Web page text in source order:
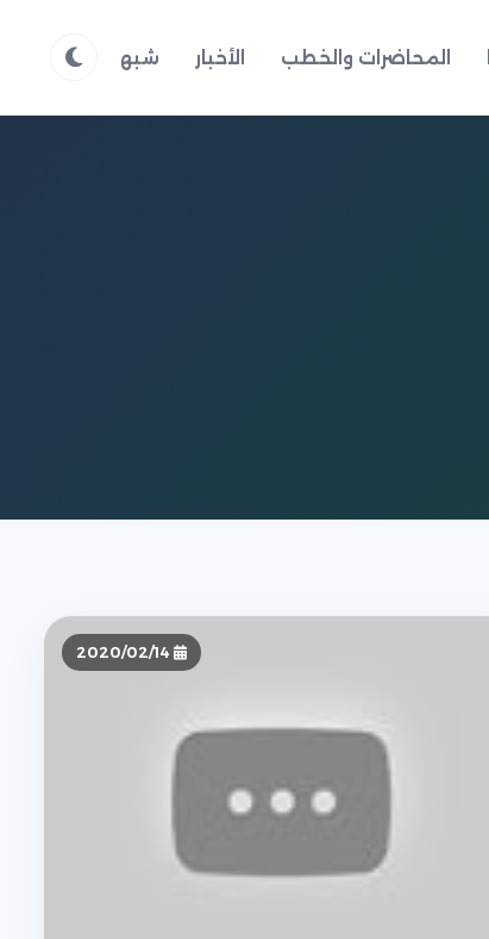
المحاضرات والخطب الأخبار شبهات وردود